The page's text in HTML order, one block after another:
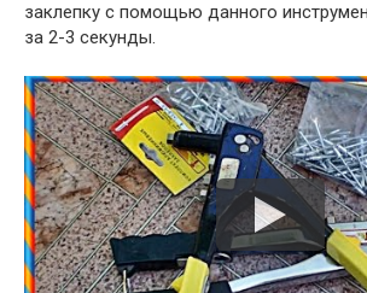
заклепку с помощью данного
за 2-3 секунды.